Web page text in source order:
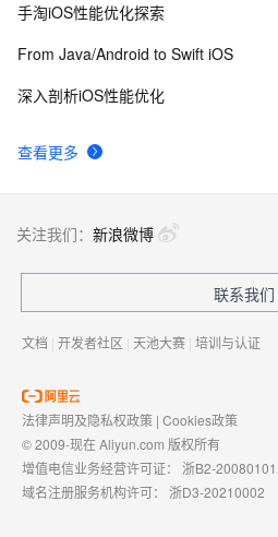
8 从Unity开发到移动平台制胜攻略：
打造爆款手游不是梦——性能优化
全包含
查看更多
手淘iOS性能优化探索
From Java/Android to Swift iOS
深入剖析iOS性能优化
关注我们： 新浪微博
联系我们
文档 | 开发者社区 | 天池大赛 | 培训与认证
法律声明及隐私权政策 | Cookies政策
© 2009-现在 Aliyun.com 版权所有
增值电信业务经营许可证： 浙B2-20080101
域名注册服务机构许可： 浙D3-20210002